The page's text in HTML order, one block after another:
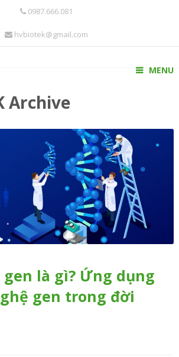
0987.666.081
hvbiotek@gmail.com
MENU
Archive
gen là gì? Ứng dụng
gen trong đời